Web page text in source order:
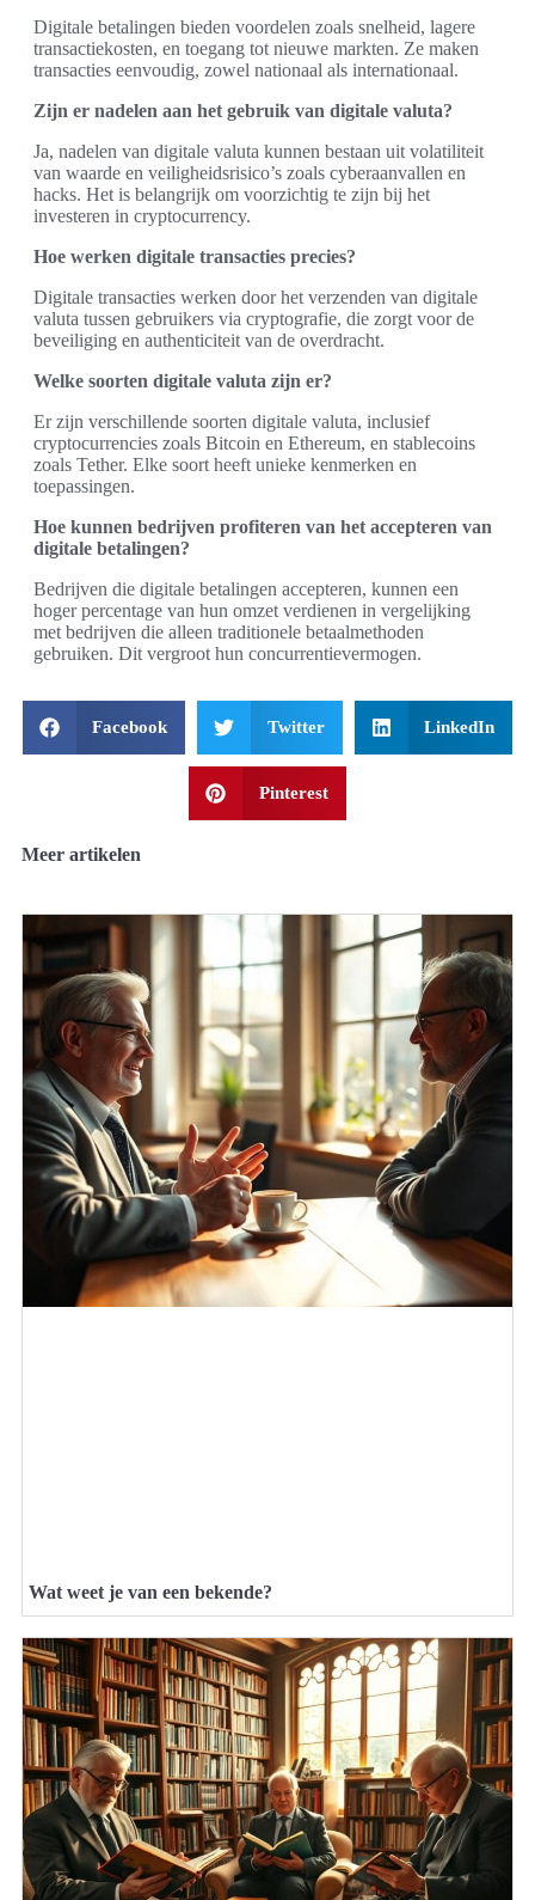
Digitale betalingen bieden voordelen zoals snelheid, lagere
transactiekosten, en toegang tot nieuwe markten. Ze maken
transacties eenvoudig, zowel nationaal als internationaal.
Zijn er nadelen aan het gebruik van digitale valuta?
Ja, nadelen van digitale valuta kunnen bestaan uit volatiliteit
van waarde en veiligheidsrisico’s zoals cyberaanvallen en
hacks. Het is belangrijk om voorzichtig te zijn bij het
investeren in cryptocurrency.
Hoe werken digitale transacties precies?
Digitale transacties werken door het verzenden van digitale
valuta tussen gebruikers via cryptografie, die zorgt voor de
beveiliging en authenticiteit van de overdracht.
Welke soorten digitale valuta zijn er?
Er zijn verschillende soorten digitale valuta, inclusief
cryptocurrencies zoals Bitcoin en Ethereum, en stablecoins
zoals Tether. Elke soort heeft unieke kenmerken en
toepassingen.
Hoe kunnen bedrijven profiteren van het accepteren van
digitale betalingen?
Bedrijven die digitale betalingen accepteren, kunnen een
hoger percentage van hun omzet verdienen in vergelijking
met bedrijven die alleen traditionele betaalmethoden
gebruiken. Dit vergroot hun concurrentievermogen.
Facebook Twitter LinkedIn
Pinterest
Meer artikelen
Wat weet je van een bekende?